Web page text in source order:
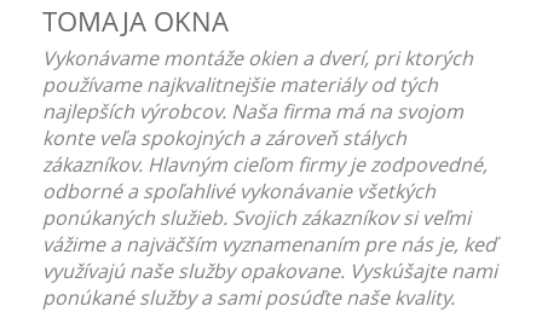
TOMAJA OKNA
Vykonávame montáže okien a dverí, pri ktorých
používame najkvalitnejšie materiály od tých
najlepších výrobcov. Naša firma má na svojom
konte veľa spokojných a zároveň stálych
zákazníkov. Hlavným cieľom firmy je zodpovedné,
odborné a spoľahlivé vykonávanie všetkých
ponúkaných služieb. Svojich zákazníkov si veľmi
vážime a najväčším vyznamenaním pre nás je, keď
využívajú naše služby opakovane. Vyskúšajte nami
ponúkané služby a sami posúďte naše kvality.